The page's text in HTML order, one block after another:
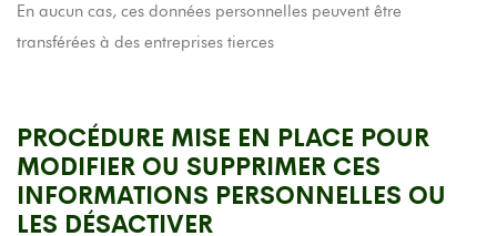
En aucun cas, ces données personnelles peuvent être
transférées à des entreprises tierces
PROCÉDURE MISE EN PLACE POUR
MODIFIER OU SUPPRIMER CES
INFORMATIONS PERSONNELLES OU
LES DÉSACTIVER